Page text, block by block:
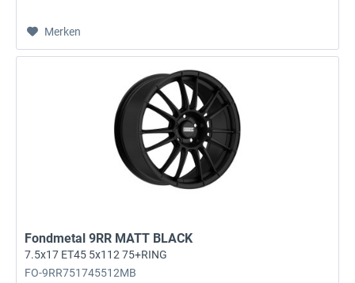
Merken
Fondmetal 9RR MATT BLACK
7.5x17 ET45 5x112 75+RING
FO-9RR751745512MB